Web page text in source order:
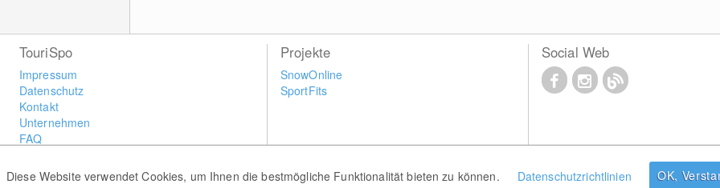
Diese Website verwendet Cookies, um Ihnen die bestmögliche Funktionalität bieten zu können. Datenschutzrichtlinien OK,
TouriSpo
Impressum
Datenschutz
Kontakt
Unternehmen
FAQ
Widget
Projekte
SnowOnline
SportFits
Social Web